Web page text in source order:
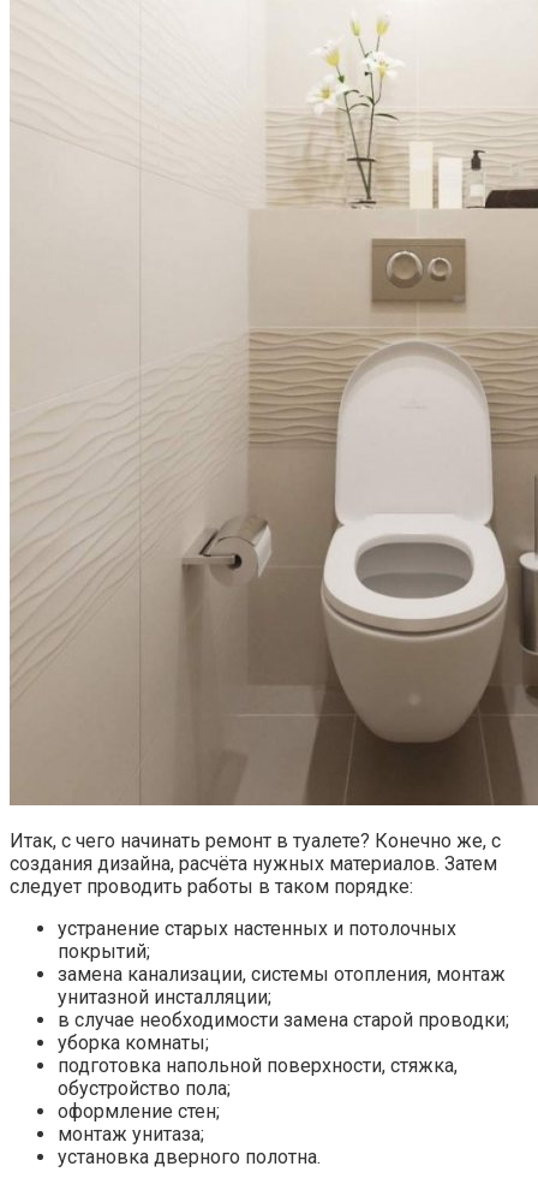
Итак, с чего начинать ремонт в туалете? Конечно же, с
создания дизайна, расчёта нужных материалов. Затем
следует проводить работы в таком порядке:
устранение старых настенных и потолочных
покрытий;
замена канализации, системы отопления, монтаж
унитазной инсталляции;
в случае необходимости замена старой проводки;
уборка комнаты;
подготовка напольной поверхности, стяжка,
обустройство пола;
оформление стен;
монтаж унитаза;
установка дверного полотна.